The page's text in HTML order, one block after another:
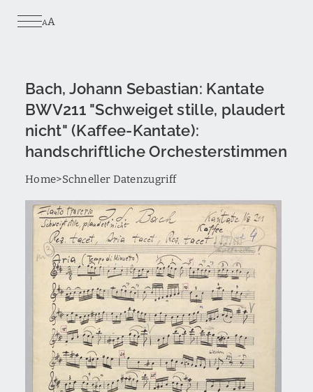
AA
Bach, Johann Sebastian: Kantate
BWV211 "Schweiget stille, plaudert
nicht" (Kaffee-Kantate):
handschriftliche Orchesterstimmen
Breadcrumb
Home Schneller Datenzugriff